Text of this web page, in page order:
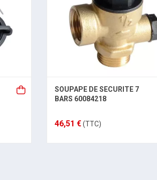
SOUPAPE DE SECURITE 7
BARS 60084218
46,51 €(TTC)